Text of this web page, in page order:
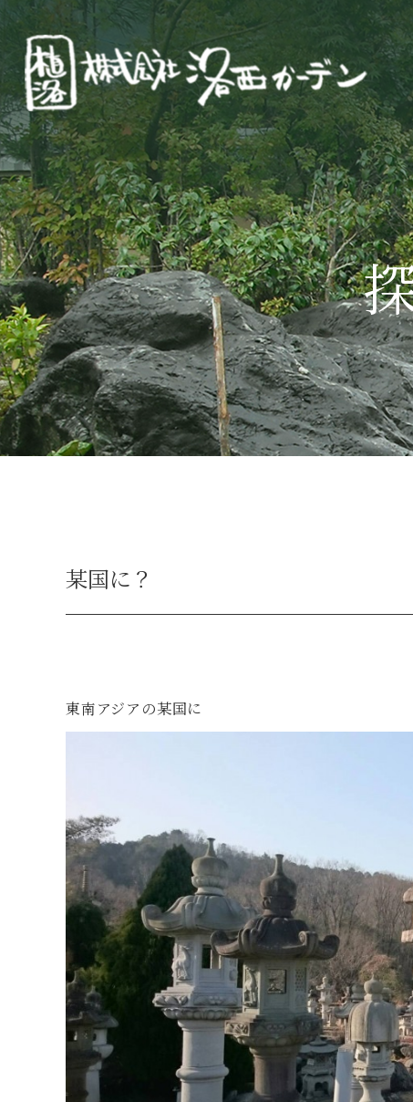
某国に？
東南アジアの某国に